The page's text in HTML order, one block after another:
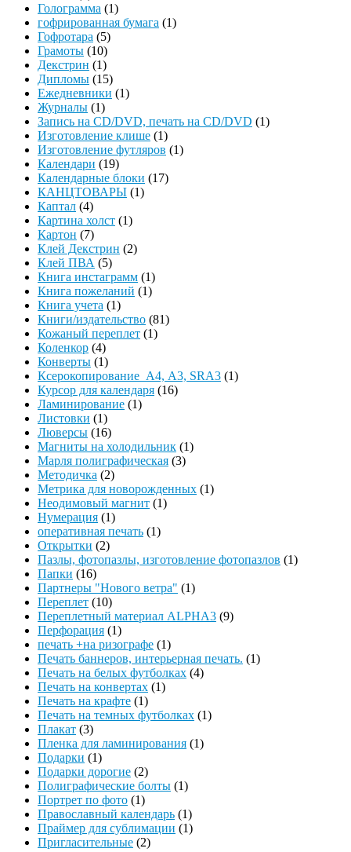
Голограмма (1)
гофрированная бумага (1)
Гофротара (5)
Грамоты (10)
Декстрин (1)
Дипломы (15)
Ежедневники (1)
Журналы (1)
Запись на CD/DVD, печать на CD/DVD (1)
Изготовление клише (1)
Изготовление футляров (1)
Календари (19)
Календарные блоки (17)
КАНЦТОВАРЫ (1)
Каптал (4)
Картина холст (1)
Картон (7)
Клей Декстрин (2)
Клей ПВА (5)
Книга инстаграмм (1)
Книга пожеланий (1)
Книга учета (1)
Книги/издательство (81)
Кожаный переплет (1)
Коленкор (4)
Конверты (1)
Ксерокопирование А4, А3, SRA3 (1)
Курсор для календаря (16)
Ламинирование (1)
Листовки (1)
Люверсы (16)
Магниты на холодильник (1)
Марля полиграфическая (3)
Методичка (2)
Метрика для новорожденных (1)
Неодимовый магнит (1)
Нумерация (1)
оперативная печать (1)
Открытки (2)
Пазлы, фотопазлы, изготовление фотопазлов (1)
Папки (16)
Партнеры "Нового ветра" (1)
Переплет (10)
Переплетный материал ALPHA3 (9)
Перфорация (1)
печать +на ризографе (1)
Печать баннеров, интерьерная печать. (1)
Печать на белых футболках (4)
Печать на конвертах (1)
Печать на крафте (1)
Печать на темных футболках (1)
Плакат (3)
Пленка для ламинирования (1)
Подарки (1)
Подарки дорогие (2)
Полиграфические болты (1)
Портрет по фото (1)
Православный календарь (1)
Праймер для сублимации (1)
Пригласительные (2)